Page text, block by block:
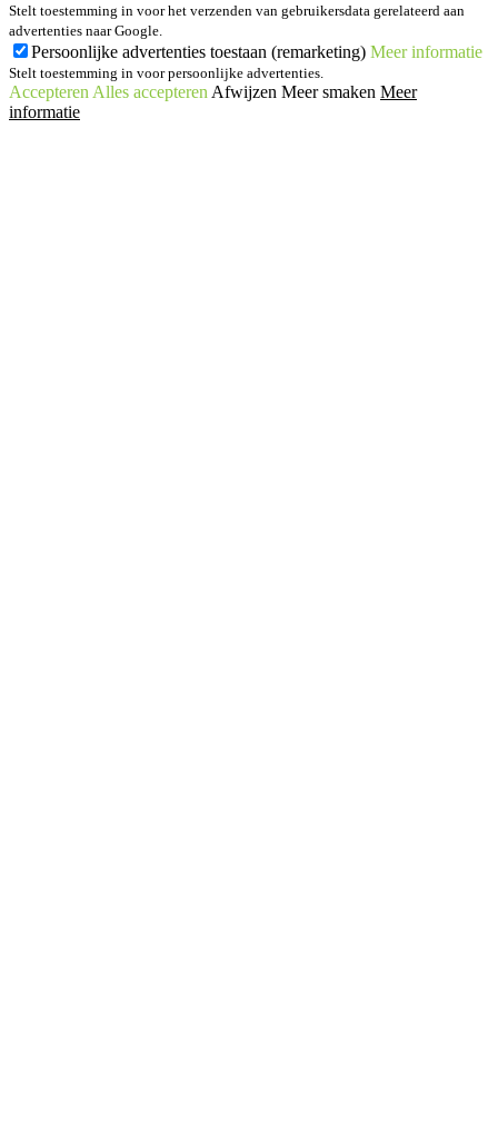
Stelt toestemming in voor het verzenden van gebruikersdata gerelateerd aan
advertenties naar Google.
Persoonlijke advertenties toestaan (remarketing) Meer informatie
Stelt toestemming in voor persoonlijke advertenties.
Accepteren Alles accepteren Afwijzen Meer smaken Meer
informatie